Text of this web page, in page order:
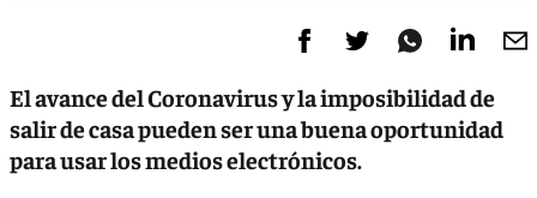
El avance del Coronavirus y la imposibilidad de
salir de casa pueden ser una buena oportunidad
para usar los medios electrónicos.